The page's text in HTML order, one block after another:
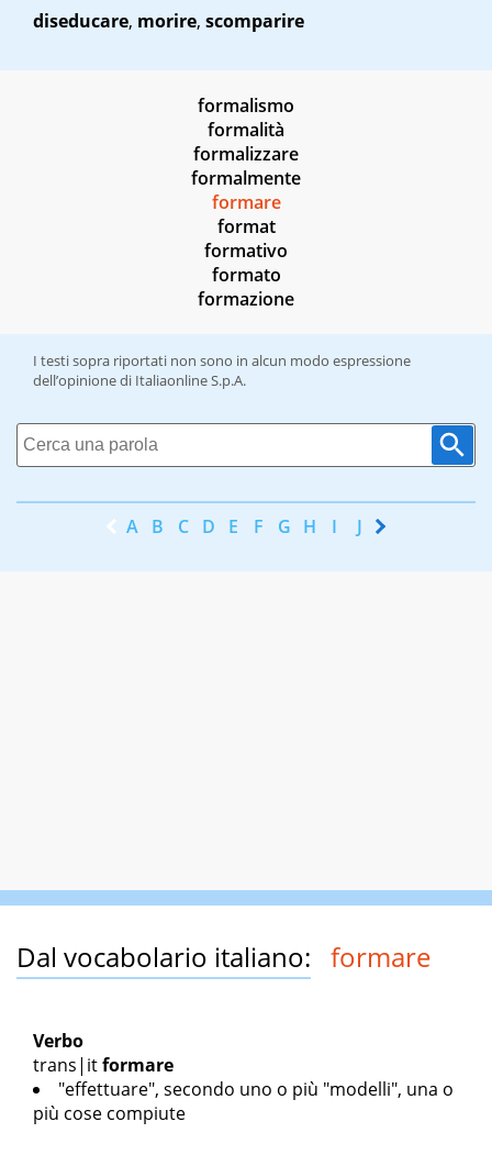
diseducare, morire, scomparire
formalismo
formalità
formalizzare
formalmente
formare
format
formativo
formato
formazione
I testi sopra riportati non sono in alcun modo espressione
dell’opinione di Italiaonline S.p.A.
A B C D E F G H I J K
Dal vocabolario italiano: formare
Verbo
trans|itformare
"effettuare", secondo uno o più "modelli", una o
più cose compiute